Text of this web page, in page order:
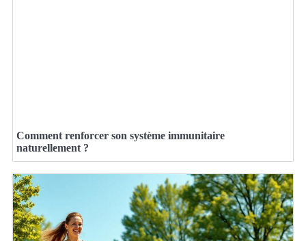
Comment renforcer son système immunitaire
naturellement ?